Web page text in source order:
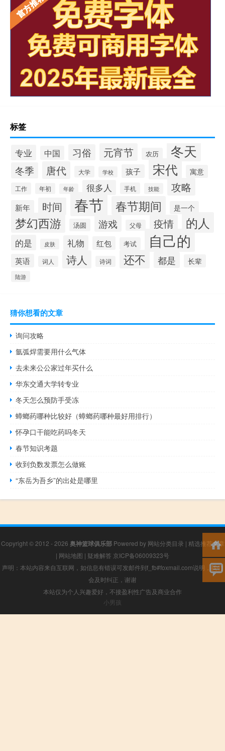
标签
专业 中国 习俗 元宵节 农历 冬天
冬季 唐代 大学 学校 孩子 宋代 寓意
工作 年初 年龄 很多人 手机 技能 攻略
新年 时间 春节 春节期间 是一个
梦幻西游 汤圆 游戏 父母 疫情 的人
的是 皮肤 礼物 红包 考试 自己的
英语 词人 诗人 诗词 还不 都是 长辈
陆游
猜你想看的文章
询问攻略
氩弧焊需要用什么气体
去未来公公家过年买什么
华东交通大学转专业
冬天怎么预防手受冻
蟑螂药哪种比较好（蟑螂药哪种最好用排行）
怀孕口干能吃药吗冬天
春节知识考题
收到负数发票怎么做账
“东岳为吾乡”的出处是哪里
Copyright © 2012 - 2026 奥神篮球俱乐部Powered by 网站分类目录 | 精选推荐文章
| 网站地图 | 疑难解答 京ICP备06009323号
声明：本站内容来自互联网，如信息有错误可发邮件到f_fb#foxmail.com说明，我们
会及时纠正，谢谢
本站仅为个人兴趣爱好，不接盈利性广告及商业合作
小男孩